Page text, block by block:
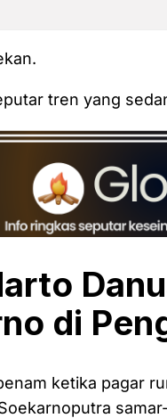
tren yang
di
ketika pagar